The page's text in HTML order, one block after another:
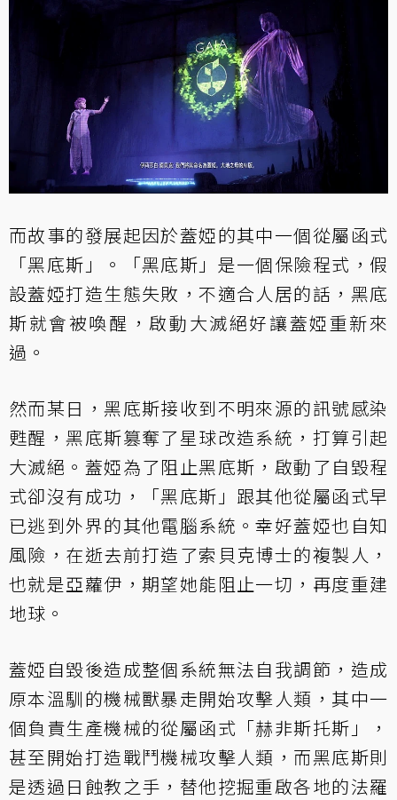
而故事的發展起因於蓋婭的其中一個從屬函式
「黑底斯」。「黑底斯」是一個保險程式，假
設蓋婭打造生態失敗，不適合人居的話，黑底
斯就會被喚醒，啟動大滅絕好讓蓋婭重新來
過。
然而某日，黑底斯接收到不明來源的訊號感染
甦醒，黑底斯篡奪了星球改造系統，打算引起
大滅絕。蓋婭為了阻止黑底斯，啟動了自毀程
式卻沒有成功，「黑底斯」跟其他從屬函式早
已逃到外界的其他電腦系統。幸好蓋婭也自知
風險，在逝去前打造了索貝克博士的複製人，
也就是亞蘿伊，期望她能阻止一切，再度重建
地球。
蓋婭自毀後造成整個系統無法自我調節，造成
原本溫馴的機械獸暴走開始攻擊人類，其中一
個負責生產機械的從屬函式「赫非斯托斯」，
甚至開始打造戰鬥機械攻擊人類，而黑底斯則
是透過日蝕教之手，替他挖掘重啟各地的法羅